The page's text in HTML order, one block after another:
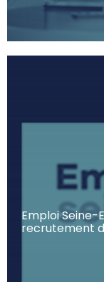
Emploi Seine-
recrutement